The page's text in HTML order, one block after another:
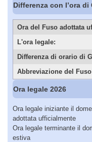
Differenza con l’ora di
Ora del Fuso adottata
L'ora legale:
Differenza di orario di
Abbreviazione del
Ora legale 2026
Ora legale iniziante il
adottata ufficialmente
Ora legale terminante il
estiva